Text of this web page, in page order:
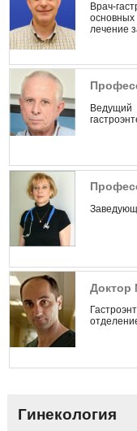
Врач-
лечение
Доктор
Гинекология